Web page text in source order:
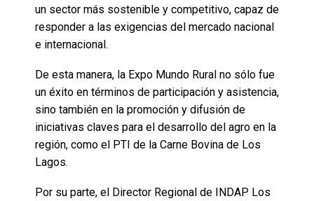
un sector más sostenible y competitivo, capaz de
responder a las exigencias del mercado nacional
e internacional.
De esta manera, la Expo Mundo Rural no sólo fue
un éxito en términos de participación y asistencia,
sino también en la promoción y difusión de
iniciativas claves para el desarrollo del agro en la
región, como el PTI de la Carne Bovina de Los
Lagos.
Por su parte, el Director Regional de INDAP Los